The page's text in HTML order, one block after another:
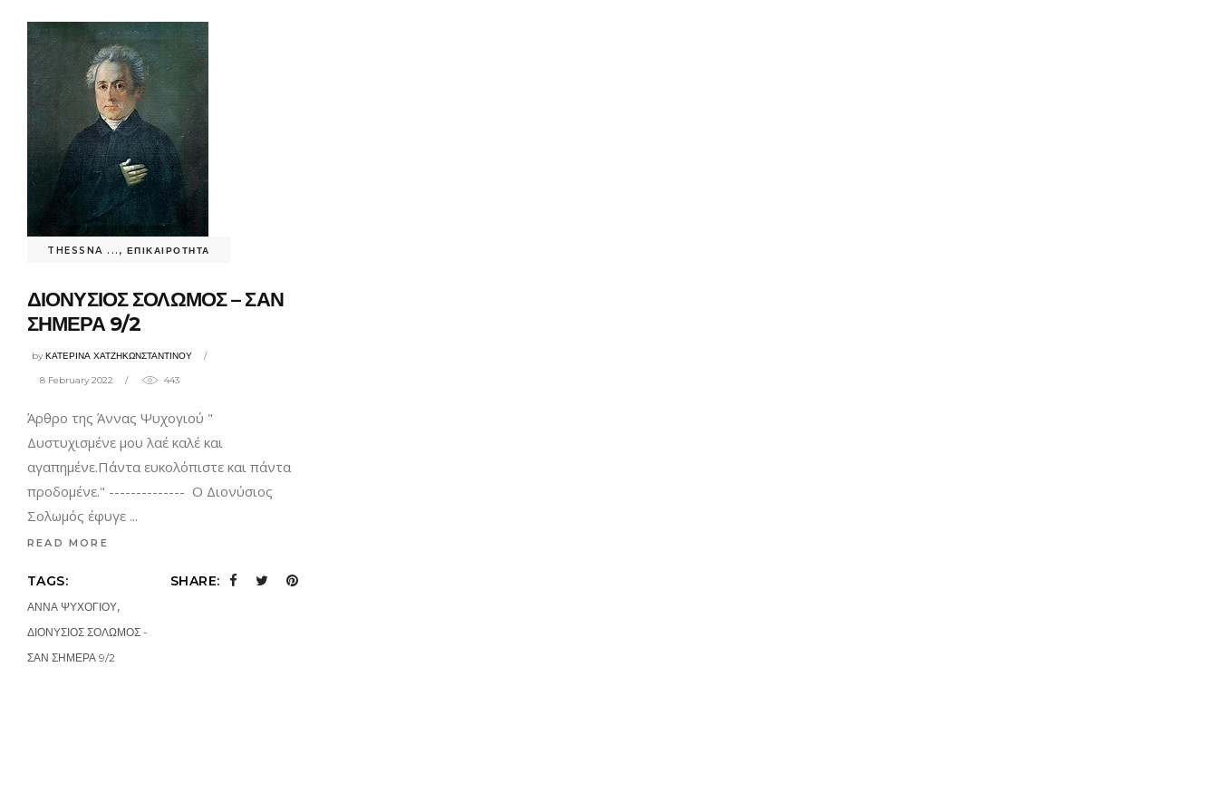
THESSNA ... , ΕΠΙΚΑΙΡΟΤΗΤΑ
ΔΙΟΝΥΣΙΟΣ ΣΟΛΩΜΟΣ – ΣΑΝ
ΣΗΜΕΡΑ 9/2
byΚΑΤΕΡΙΝΑ ΧΑΤΖΗΚΩΝΣΤΑΝΤΙΝΟΥ
8 February 2022 443
Άρθρο της Άννας Ψυχογιού "
Δυστυχισμένε μου λαέ καλέ και
αγαπημένε.Πάντα ευκολόπιστε και πάντα
προδομένε." -------------- Ο Διονύσιος
Σολωμός έφυγε
READ MORE
TAGS:
ΑΝΝΑ ΨΥΧΟΓΙΟΥ,
ΔΙΟΝΥΣΙΟΣ ΣΟΛΩΜΟΣ -
ΣΑΝ ΣΗΜΕΡΑ 9/2
SHARE: